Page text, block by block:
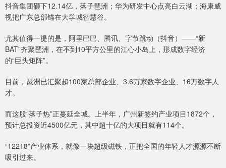
抖音集团砸下12.14亿，落子琶洲；华为研发中心点亮白云湖；海康威
视把广东总部锚在大学城智慧谷。
尤其值得一提的是，阿里巴巴、腾讯、字节跳动（抖音）——“新
BAT”齐聚琶洲，在不到10平方公里的江心小岛上，形成数字经济
的“巨头矩阵”。
目前，琶洲已汇聚超100家总部企业、3.6万家数字企业、16万数字人
才。
而这股“落子热”正蔓延全城。上半年，广州新签约产业项目1872个，
预计总投资近4500亿元，其中超十亿的大项目就有114个。
“12218”产业体系，就像一块超级磁铁，正把全国的年轻人才源源不断
吸引过来。